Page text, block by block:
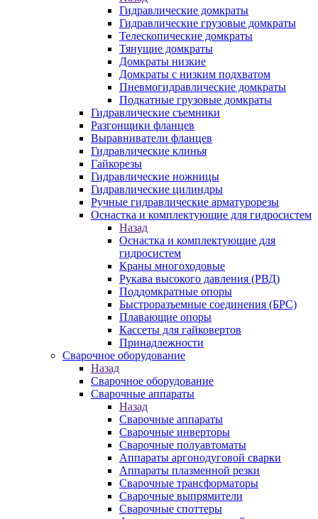
Гидравлические домкраты
Гидравлические грузовые домкраты
Телескопические домкраты
Тянущие домкраты
Домкраты низкие
Домкраты с низким подхватом
Пневмогидравлические домкраты
Подкатные грузовые домкраты
Гидравлические съемники
Разгонщики фланцев
Выравниватели фланцев
Гидравлические клинья
Гайкорезы
Гидравлические ножницы
Гидравлические цилиндры
Ручные гидравлические арматурорезы
Оснастка и комплектующие для гидросистем
Назад
Оснастка и комплектующие для
гидросистем
Краны многоходовые
Рукава высокого давления (РВД)
Поддомкратные опоры
Быстроразъемные соединения (БРС)
Плавающие опоры
Кассеты для гайковертов
Принадлежности
Сварочное оборудование
Назад
Сварочное оборудование
Сварочные аппараты
Назад
Сварочные аппараты
Сварочные инверторы
Сварочные полуавтоматы
Аппараты аргонодуговой сварки
Аппараты плазменной резки
Сварочные трансформаторы
Сварочные выпрямители
Сварочные споттеры